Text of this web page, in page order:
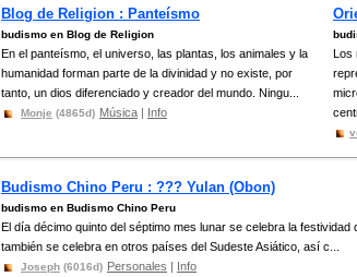
Blog de Religion : Panteísmo
budismo en Blog de Religion
En el panteísmo, el universo, las plantas, los animales y la
humanidad forman parte de la divinidad y no existe, por
tanto, un dios diferenciado y creador del mundo. Ningu...
Monje (4865d) Música | Info
Los
Budismo Chino Peru : ??? Yulan (Obon)
budismo en Budismo Chino Peru
El día décimo quinto del séptimo mes lunar se celebra la
también se celebra en otros países del Sudeste Asiático, así c...
Joseph (6016d) Personales | Info